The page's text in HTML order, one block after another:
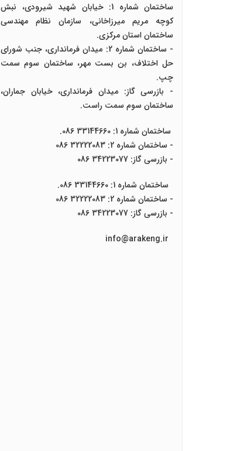
ساختمان شماره 1: خیابان شهید شیرودی، نبش
کوچه مریم میرزاخانی، سازمان نظام مهندسی
ساختمان استان مرکزی.
- ساختمان شماره 2: میدان فرمانداری، جنب شورای
حل اختلاف، بن بست مهر، ساختمان سوم سمت
چپ.
- بازرسی گاز: میدان فرمانداری، خیابان جماران،
ساختمان سوم سمت راست.
ساختمان شماره 1: 33144660 086.
- ساختمان شماره 2: 32222083 086
- بازرسی گاز: 34223077 086
ساختمان شماره 1: 33144660 086.
- ساختمان شماره 2: 32222083 086
- بازرسی گاز: 34223077 086